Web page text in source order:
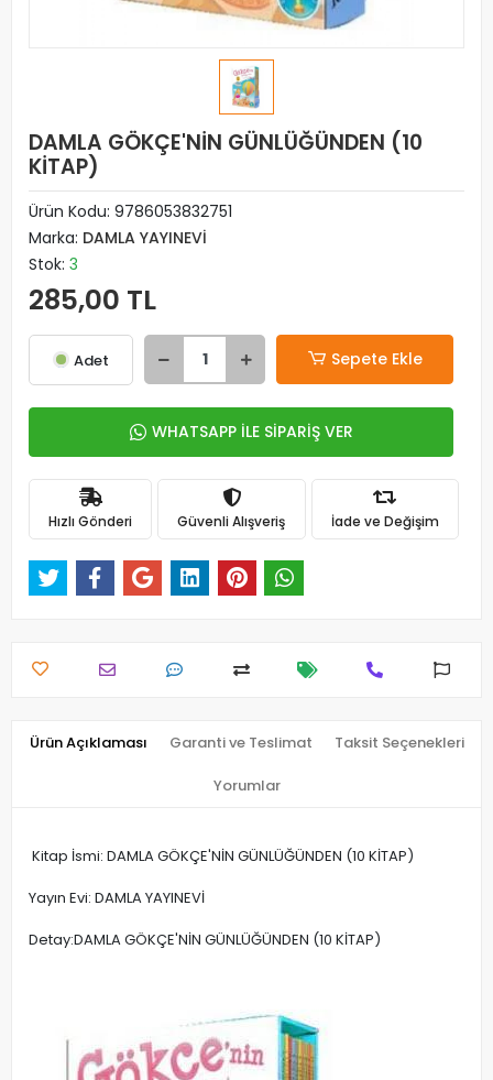
DAMLA GÖKÇE'NİN GÜNLÜĞÜNDEN (10
KİTAP)
Ürün Kodu: 9786053832751
Marka: DAMLA YAYINEVİ
Stok: 3
285,00 TL
Adet Sepete Ekle
WHATSAPP İLE SİPARİŞ VER
Hızlı Gönderi Güvenli Alışveriş İade ve Değişim
Ürün Açıklaması Garanti ve Teslimat Taksit Seçenekleri
Yorumlar
Kitap İsmi: DAMLA GÖKÇE'NİN GÜNLÜĞÜNDEN (10 KİTAP)
Yayın Evi: DAMLA YAYINEVİ
Detay:DAMLA GÖKÇE'NİN GÜNLÜĞÜNDEN (10 KİTAP)